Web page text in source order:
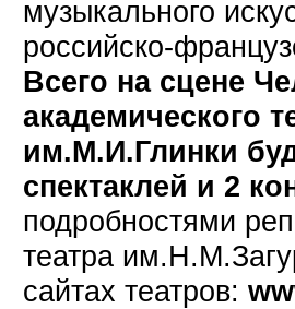
музыкального
российско-
Всего на сцене
академического
им.М.И.Глинки
спектаклей и 2
подробностями
театра
сайтах театров: